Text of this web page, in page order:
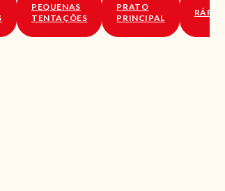
PEQUENAS
TENTAÇÕES
PRATO
PRINCIPAL